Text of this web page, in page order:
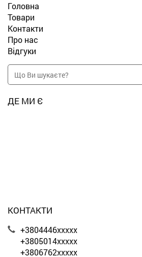
Головна
Товари
Контакти
Про нас
Відгуки
ДЕ МИ Є
КОНТАКТИ
+3804446xxxxx
+3805014xxxxx
+3806762xxxxx